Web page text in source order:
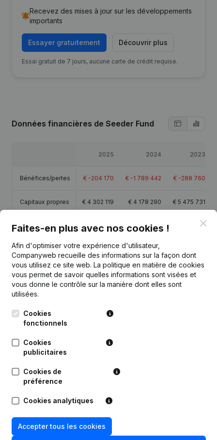
Recevez des mises à jour sur les développements
importants
Essayer gratuitement Découvrir plus
Essai gratuit de 7 jours, aucune carte de crédit requise.
Données financières de Seeder Fund
2025 2024 2023
Bénéfices/pertes € -204 170 € -1 789 442 € -288 760
Capitaux propres € 4 302 119 € 4 178 290 € 5 475 731
Marge brute €-326 942 €-327 040 -369 435
Publicationsde Seeder Fund
Date Publication
23-01-2024
13-09-2023
04-11-2022 Capital, Actions
Faites-en plus avec nos cookies !
Afin d'optimiser votre expérience d'utilisateur,
Companyweb recueille des informations sur la façon dont
vous utilisez ce site web. La politique en matière de cookies
vous permet de savoir quelles informations sont visées et
vous donne le contrôle sur la manière dont elles sont
utilisées.
Cookies
fonctionnels
Cookies
publicitaires
Cookies de
préférence
Cookies analytiques
Accepter tous les cookies